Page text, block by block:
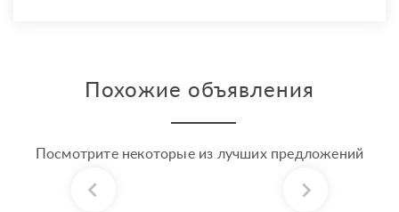
Похожие объявления
Посмотрите некоторые из лучших предложений